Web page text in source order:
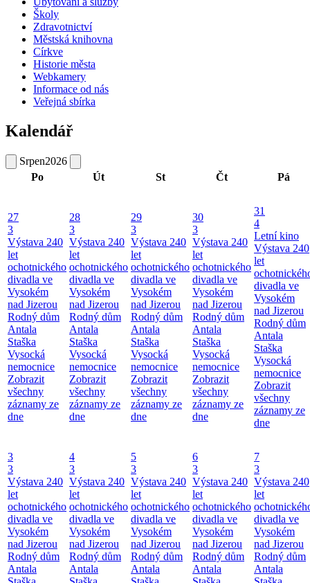
Školy
Zdravotnictví
Městská knihovna
Církve
Historie města
Webkamery
Informace od nás
Veřejná sbírka
Kalendář
Srpen2026
Po
Út St Čt Pá
27
3
Výstava 240
let
ochotnického
divadla ve
Vysokém
nad Jizerou
Rodný dům
Antala
Staška
Vysocká
nemocnice
Zobrazit
všechny
záznamy ze
dne
28
3
Výstava 240
let
ochotnického
divadla ve
Vysokém
nad Jizerou
Rodný dům
Antala
Staška
Vysocká
nemocnice
Zobrazit
všechny
záznamy ze
dne
29
3
Výstava 240
let
ochotnického
divadla ve
Vysokém
nad Jizerou
Rodný dům
Antala
Staška
Vysocká
nemocnice
Zobrazit
všechny
záznamy ze
dne
30
3
Výstava 240
let
ochotnického
divadla ve
Vysokém
nad Jizerou
Rodný dům
Antala
Staška
Vysocká
nemocnice
Zobrazit
všechny
záznamy ze
dne
31
4
Letní kino
Výstava 240
let
divadla ve
Vysokém
nad Jizerou
Rodný dům
Antala
Staška
Vysocká
nemocnice
Zobrazit
všechny
záznamy ze
dne
3
3
Výstava 240
let
ochotnického
divadla ve
Vysokém
nad Jizerou
Rodný dům
Antala
4
3
Výstava 240
let
ochotnického
divadla ve
Vysokém
nad Jizerou
Rodný dům
Antala
5
3
Výstava 240
let
ochotnického
divadla ve
Vysokém
nad Jizerou
Rodný dům
Antala
6
3
Výstava 240
let
ochotnického
divadla ve
Vysokém
nad Jizerou
Rodný dům
Antala
7
3
Výstava 240
let
divadla ve
Vysokém
nad Jizerou
Rodný dům
Antala